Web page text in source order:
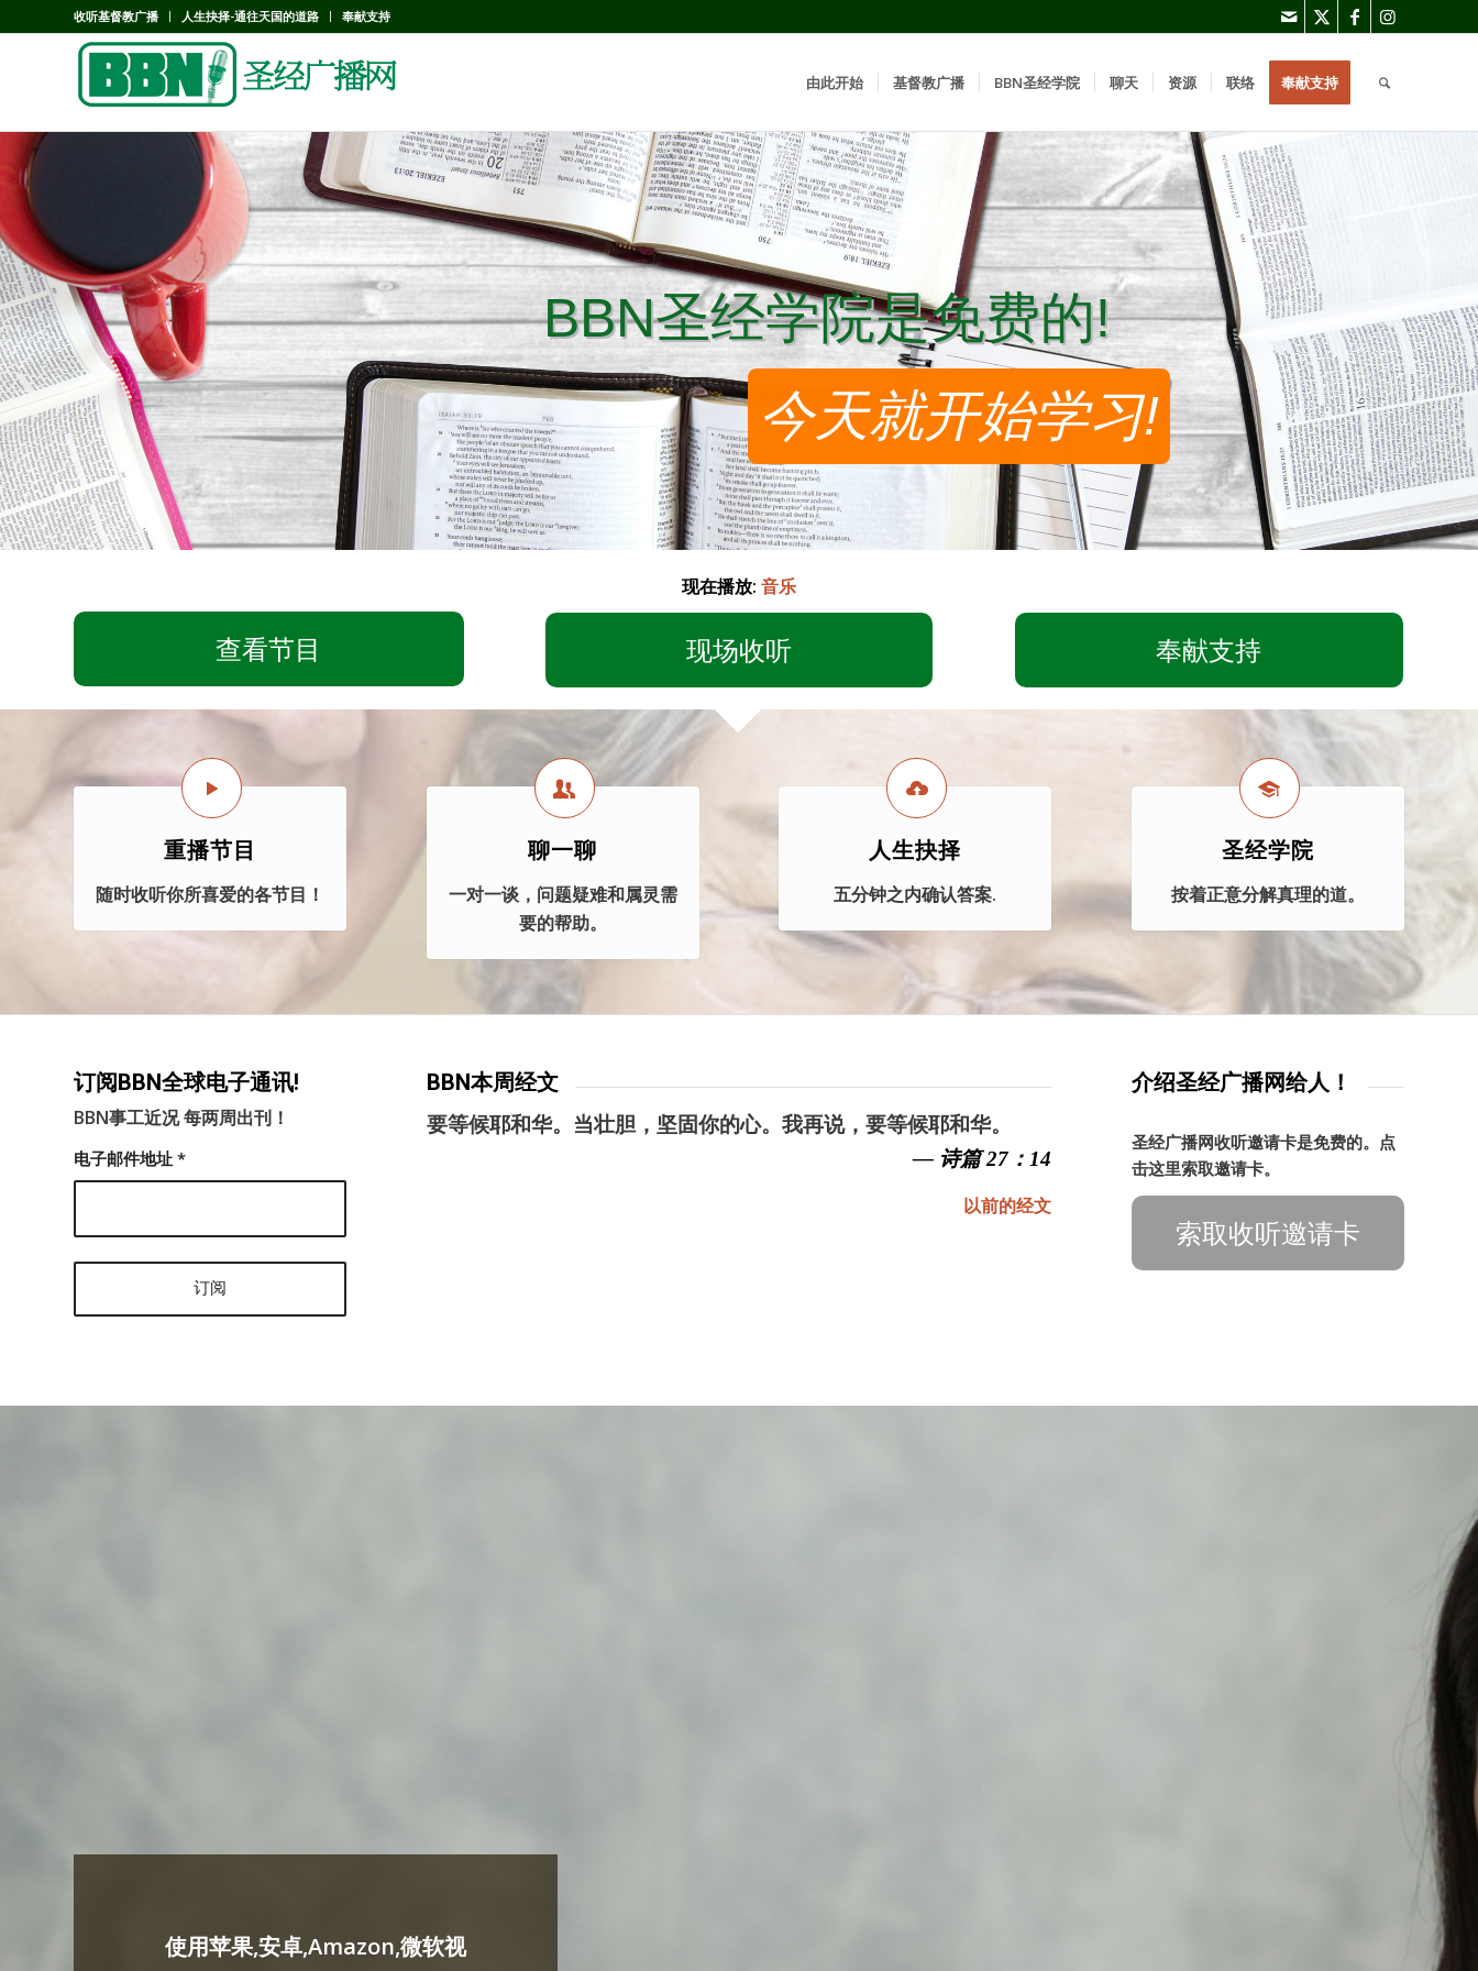
收听基督教广播 人生抉择-通往天国的道路 奉献支持
由此开始 基督教广播 BBN圣经学院 聊天 资源 联络 奉献支持
BBN圣经学院是免费的!
BBN圣经学院是免费的!
今天就开始学习!
现在播放: 音乐
查看节目 现场收听 奉献支持
重播节目
随时收听你所喜爱的各节目！
聊一聊
一对一谈，问题疑难和属灵需
要的帮助。
人生抉择
五分钟之内确认答案.
圣经学院
按着正意分解真理的道。
订阅BBN全球电子通讯!
BBN事工近况 每两周出刊！
电子邮件地址 *
BBN本周经文
要等候耶和华。当壮胆，坚固你的心。我再说，要等候耶和华。
— 诗篇 27：14
以前的经文
介绍圣经广播网给人！
圣经广播网收听邀请卡是免费的。点
击这里索取邀请卡。
索取收听邀请卡
使用苹果,安卓,Amazon,微软视